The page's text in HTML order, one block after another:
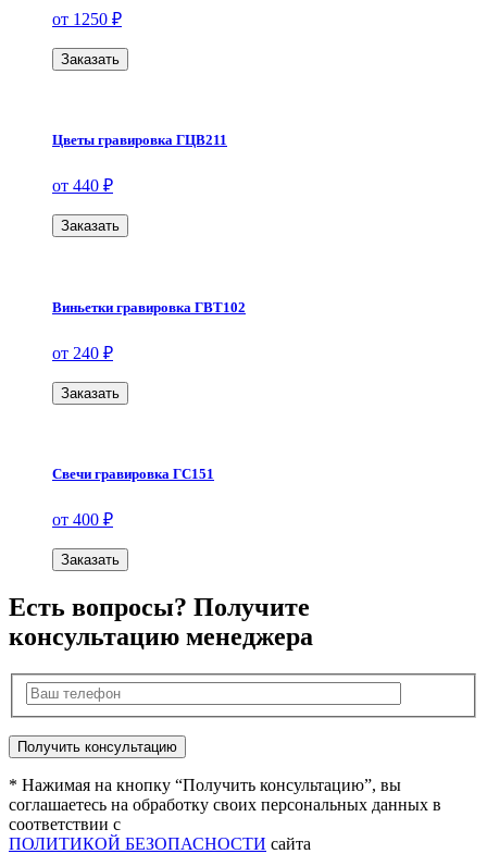
от 1250 ₽
Заказать
Цветы гравировка ГЦВ211
от 440 ₽
Заказать
Виньетки гравировка ГВТ102
от 240 ₽
Заказать
Свечи гравировка ГС151
от 400 ₽
Заказать
Есть вопросы? Получите
консультацию менеджера
* Нажимая на кнопку “Получить консультацию”, вы
соглашаетесь на обработку своих персональных данных в
соответствии с
ПОЛИТИКОЙ БЕЗОПАСНОСТИ сайта